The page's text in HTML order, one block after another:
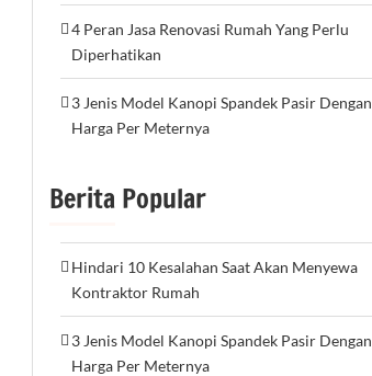
4 Peran Jasa Renovasi Rumah Yang Perlu
Diperhatikan
3 Jenis Model Kanopi Spandek Pasir Dengan
Harga Per Meternya
Berita Popular
Hindari 10 Kesalahan Saat Akan Menyewa
Kontraktor Rumah
3 Jenis Model Kanopi Spandek Pasir Dengan
Harga Per Meternya